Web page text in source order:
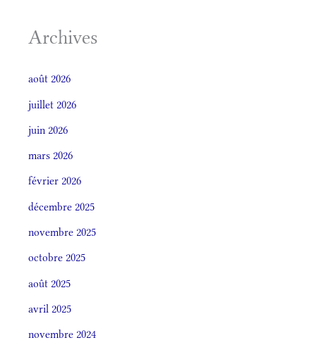
Archives
août 2026
juillet 2026
juin 2026
mars 2026
février 2026
décembre 2025
novembre 2025
octobre 2025
août 2025
avril 2025
novembre 2024